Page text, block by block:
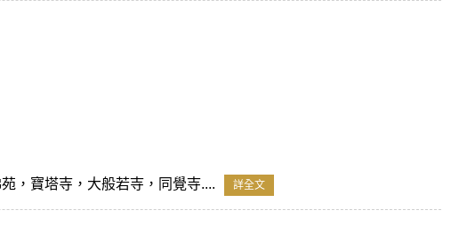
，寶塔寺，大般若寺，同覺寺....
詳全文